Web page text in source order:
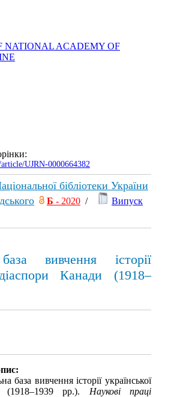
NATIONAL ACADEMY OF
UJRN-0000664382
бібліотеки України
Б - 2020 /
Випуск
вивчення історії
Канади (1918–
вивчення історії української
(1918–1939 рр.). Наукові праці